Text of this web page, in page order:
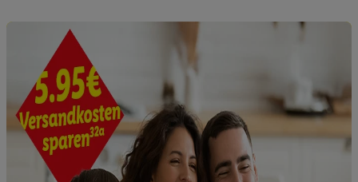
uns und einem der anderen oben genannten Partner auch Ihre
in einen Hashwert umgewandelte E-Mail-Adresse in
gemeinsamer Verantwortlichkeit verarbeitet.
Zudem erlauben Sie uns, der Utiq SA/NV („Utiq“) und
IhremTelekommunikationsnetzbetreiber
, die Utiq-Technologie
in den Lidl-Diensten einzusetzen. Utiq prüft zunächst anhand
Ihrer IP-Adresse, ob die Technologie für Sie verfügbar ist.
Wenn das der Fall ist, gibt Utiq Ihre IP-Adresse an Ihren
Netzbetreiber weiter, der anhand der IP-Adresse und einer